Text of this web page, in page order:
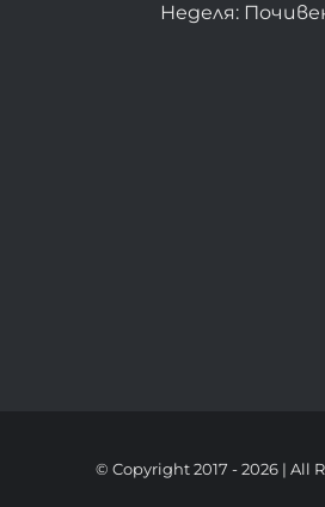
Неделя:
© Copyright 2017 -2026 | All